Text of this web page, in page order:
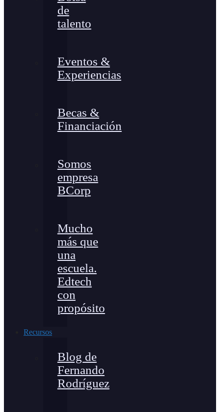
de
talento
Eventos &
Experiencias
Becas &
Financiación
Somos
empresa
BCorp
Mucho
más que
una
escuela.
Edtech
con
propósito
Recursos
Blog de
Fernando
Rodríguez